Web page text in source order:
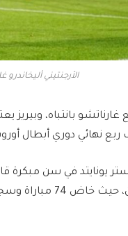
الأرجنتيني أليخاندرو
غارناتشو بانتباه، وبيريز
نهائي دوري أبطال
في مسيرته الاحترافية.